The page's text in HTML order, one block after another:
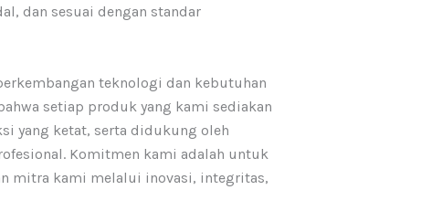
dan sesuai dengan standar
teknologi dan kebutuhan
setiap produk yang kami sediakan
yang ketat, serta didukung oleh
Komitmen kami adalah untuk
mitra kami melalui inovasi, integritas,